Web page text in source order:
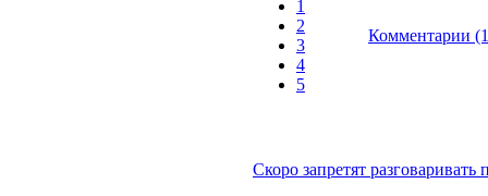
1
2
3
4
5
Комментарии
Скоро запретят разговаривать